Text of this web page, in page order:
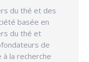
du thé et des
basée en
du thé et
de
la recherche